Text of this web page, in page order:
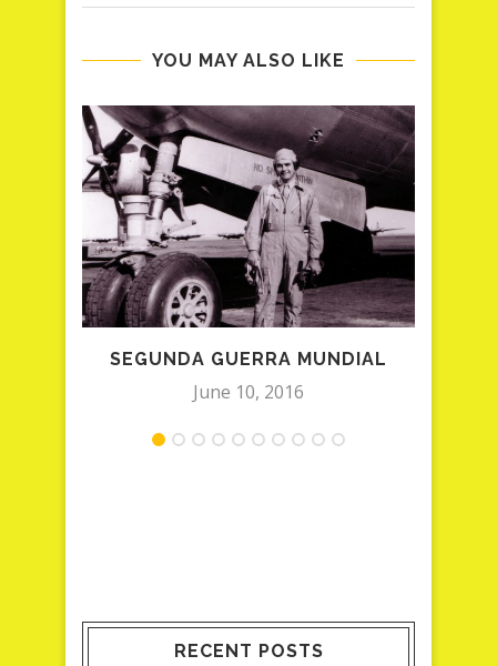
YOU MAY ALSO LIKE
SEGUNDA GUERRA MUNDIAL
June 10, 2016
RECENT POSTS